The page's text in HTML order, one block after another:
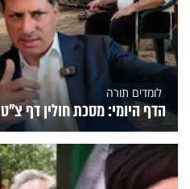
לומדים תורה
הדף היומי: מסכת חולין דף צ"ט